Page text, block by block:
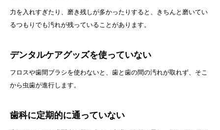
力を入れすぎたり、磨き残しが多かったりすると、きちんと磨いてい
るつもりでも汚れが残っていることがあります。
デンタルケアグッズを使っていない
フロスや歯間ブラシを使わないと、歯と歯の間の汚れが取れず、そこ
から虫歯が進行します。
歯科に定期的に通っていない